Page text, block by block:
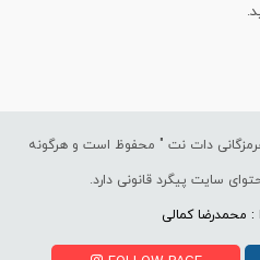
دات نت " محفوظ است و هرگونه
سایت پیگرد قانونی دارد.
: محمدرضا کمالی